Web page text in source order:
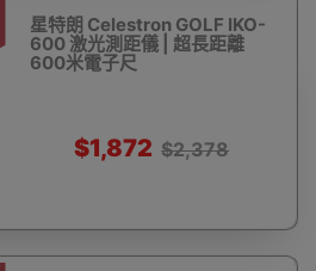
星特朗 Celestron GOLF IKO-
600 激光測距儀 | 超長距離
600米電子尺
$1,872 $2,378